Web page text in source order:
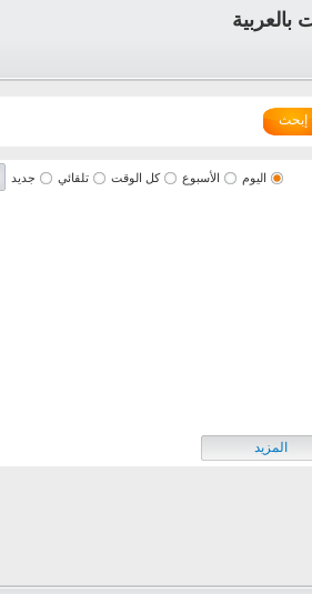
إبحث
اليوم الأسبوع كل الوقت تلقائي جديد
المزيد